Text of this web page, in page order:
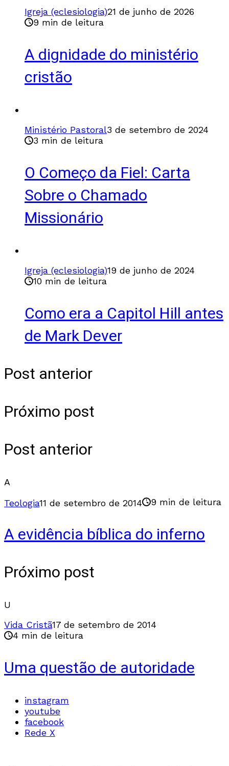
Igreja (eclesiologia)21 de junho de 2026
9 min de leitura
A dignidade do ministério
cristão
Ministério Pastoral3 de setembro de 2024
3 min de leitura
O Começo da Fiel: Carta
Sobre o Chamado
Missionário
Igreja (eclesiologia)19 de junho de 2024
10 min de leitura
Como era a Capitol Hill antes
de Mark Dever
Post anterior
Próximo post
Post anterior
A
Teologia11 de setembro de 2014 9 min de leitura
A evidência bíblica do inferno
Próximo post
U
Vida Cristã17 de setembro de 2014
4 min de leitura
Uma questão de autoridade
instagram
youtube
facebook
Rede X